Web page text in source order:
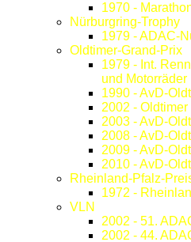
1970 -
Nürburgring-Trophy
1979 - ADAC-
Oldtimer-Grand-Prix
1979 - Int.
und Motorräder
1990 - AvD-
2002 - Oldtimer
2003 - AvD-
2008 - AvD-
2009 - AvD-
2010 - AvD-
Rheinland-Pfalz-
1972 -
VLN
2002 - 51.
2002 - 44.